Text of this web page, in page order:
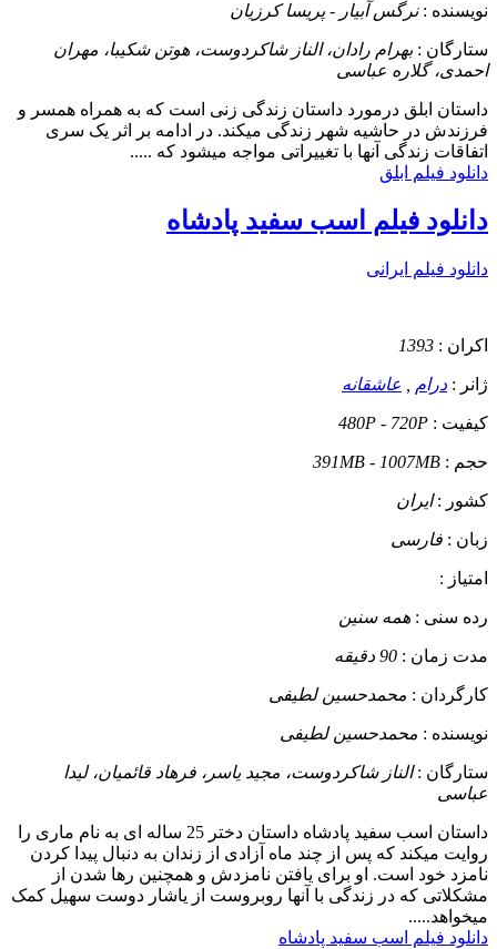
نویسنده :نرگس آبیار - پریسا کرزیان
ستارگان :بهرام رادان، الناز شاکردوست، هوتن شکیبا، مهران
احمدی، گلاره عباسی
داستان ابلق درمورد داستان زندگی زنی است که به همراه همسر و
فرزندش در حاشیه شهر زندگی میکند. در ادامه بر اثر یک سری
اتفاقات زندگی آنها با تغییراتی مواجه میشود که .....
دانلود فیلم ابلق
دانلود فیلم اسب سفید پادشاه
دانلود فیلم ایرانی
اکران : 1393
ژانر : درام عاشقانه
کیفیت : 480P - 720P
حجم : 391MB - 1007MB
کشور :ایران
زبان : فارسی
امتیاز :
رده سنی : همه سنین
مدت زمان : 90 دقیقه
کارگردان : محمدحسین لطیفی
نویسنده : محمدحسین لطیفی
ستارگان :الناز شاکردوست، مجید یاسر، فرهاد قائمیان، لیدا
عباسی
داستان
اسب سفید پادشاه داستان دختر 25 ساله ای به نام ماری را
روایت میکند که پس از چند ماه آزادی از زندان به دنبال پیدا کردن
نامزد خود است. او برای یافتن نامزدش و همچنین رها شدن از
مشکلاتی که در زندگی با آنها روبروست از یاشار دوست سهیل کمک
میخواهد.....
دانلود فیلم اسب سفید پادشاه